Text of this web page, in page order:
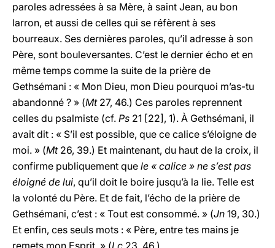
paroles adressées à sa Mère, à saint Jean, au bon
larron, et aussi de celles qui se réfèrent à ses
bourreaux. Ses dernières paroles, qu’il adresse à son
Père, sont bouleversantes. C’est le dernier écho et en
même temps comme la suite de la prière de
Gethsémani : « Mon Dieu, mon Dieu pourquoi m’as-tu
abandonné ? » (Mt27, 46.) Ces paroles reprennent
celles du psalmiste (cf. Ps 21 [22], 1). À Gethsémani, il
avait dit : « S’il est possible, que ce calice s’éloigne de
moi. » (Mt26, 39.) Et maintenant, du haut de la croix, il
confirme publiquement que le « calice » ne s’est pas
éloigné de lui, qu’il doit le boire jusqu’à la lie. Telle est
la volonté du Père. Et de fait, l’écho de la prière de
Gethsémani, c’est : « Tout est consommé. » (Jn 19, 30.)
Et enfin, ces seuls mots : « Père, entre tes mains je
remets mon Esprit. » (Lc 23, 46.)